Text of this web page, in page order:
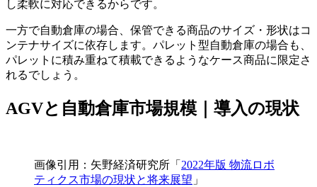
し柔軟に対応できるからです。
一方で自動倉庫の場合、保管できる商品のサイズ・形状はコ
ンテナサイズに依存します。パレット型自動倉庫の場合も、
パレットに積み重ねて積載できるようなケース商品に限定さ
れるでしょう。
AGVと自動倉庫市場規模｜導入の現状
画像引用：矢野経済研究所「 2022年版 物流ロボ
ティクス市場の現状と将来展望 」